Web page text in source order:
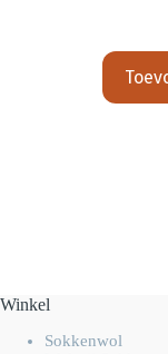
Winkel
Sokkenwol